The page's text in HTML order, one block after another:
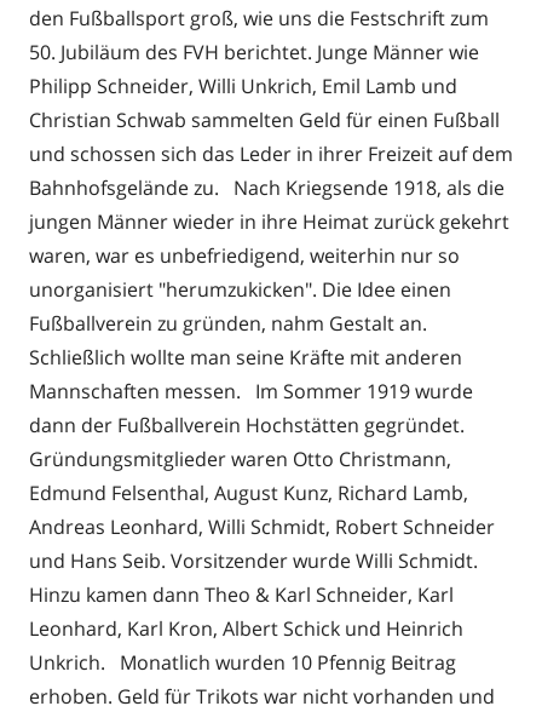
den Fußballsport groß, wie uns die Festschrift zum
50. Jubiläum des FVH berichtet. Junge Männer wie
Philipp Schneider, Willi Unkrich, Emil Lamb und
Christian Schwab sammelten Geld für einen Fußball
und schossen sich das Leder in ihrer Freizeit auf dem
Bahnhofsgelände zu. Nach Kriegsende 1918, als die
jungen Männer wieder in ihre Heimat zurück gekehrt
waren, war es unbefriedigend, weiterhin nur so
unorganisiert "herumzukicken". Die Idee einen
Fußballverein zu gründen, nahm Gestalt an.
Schließlich wollte man seine Kräfte mit anderen
Mannschaften messen. Im Sommer 1919 wurde
dann der Fußballverein Hochstätten gegründet.
Gründungsmitglieder waren Otto Christmann,
Edmund Felsenthal, August Kunz, Richard Lamb,
Andreas Leonhard, Willi Schmidt, Robert Schneider
und Hans Seib. Vorsitzender wurde Willi Schmidt.
Hinzu kamen dann Theo & Karl Schneider, Karl
Leonhard, Karl Kron, Albert Schick und Heinrich
Unkrich. Monatlich wurden 10 Pfennig Beitrag
erhoben. Geld für Trikots war nicht vorhanden und